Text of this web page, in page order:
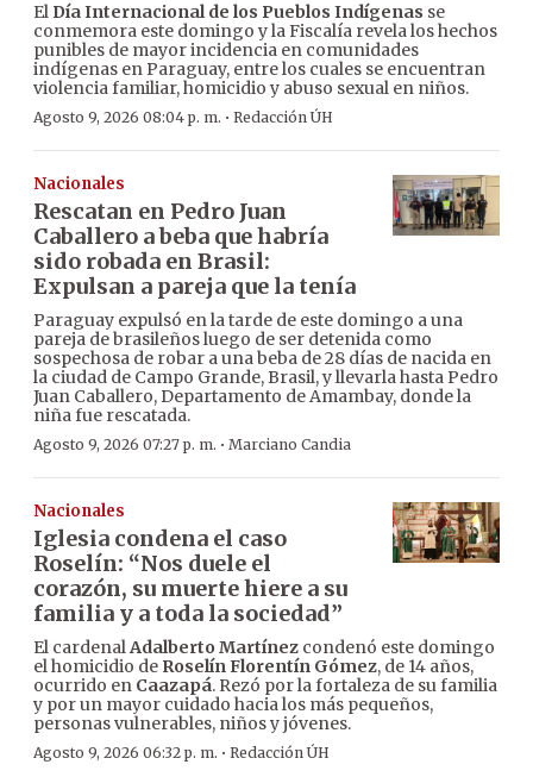
El Día Internacional de los Pueblos Indígenas se
conmemora este domingo y la Fiscalía revela los hechos
punibles de mayor incidencia en comunidades
indígenas en Paraguay, entre los cuales se encuentran
violencia familiar, homicidio y abuso sexual en niños.
Agosto 9, 2026 08:04 p. m. · Redacción ÚH
Nacionales
Rescatan en Pedro Juan
Caballero a beba que habría
sido robada en Brasil:
Expulsan a pareja que la tenía
Paraguay expulsó en la tarde de este domingo a una
pareja de brasileños luego de ser detenida como
sospechosa de robar a una beba de 28 días de nacida en
la ciudad de Campo Grande, Brasil, y llevarla hasta Pedro
Juan Caballero, Departamento de Amambay, donde la
niña fue rescatada.
Agosto 9, 2026 07:27 p. m. · Marciano Candia
Nacionales
Iglesia condena el caso
Roselín: “Nos duele el
corazón, su muerte hiere a su
familia y a toda la sociedad”
El cardenalAdalberto Martínez condenó este domingo
el homicidio de Roselín Florentín Gómez, de 14 años,
ocurrido en Caazapá. Rezó por la fortaleza de su familia
y por un mayor cuidado hacia los más pequeños,
personas vulnerables, niños y jóvenes.
Agosto 9, 2026 06:32 p. m. · Redacción ÚH